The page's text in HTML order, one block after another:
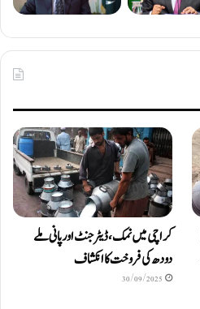
کراچی میں نمک، ڈیٹرجنٹ اور پانی ملے
دودھ کی فروخت کا انکشاف
30/09/2025